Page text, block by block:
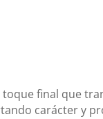
final que
carácter y